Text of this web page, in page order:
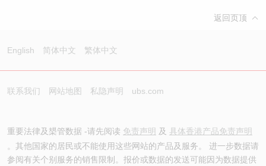
返回页顶
English 简体中文 繁体中文
联系我们 网站地图 私隐声明 ubs.com
重要法律及槼管数据 -请先阅读 免责声明 及 具体香港产品免责声明
。其他国家的居民或不能使用这些网站的产品及服务。 进一步数据请
参阅有关个别服务的销售限制。报价或数据的发送可能因为数据提供